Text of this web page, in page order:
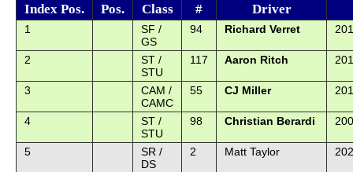
Index Pos. Pos. Class # Driver
1
SF /
GS
94 Richard Verret
2
ST /
STU
117 Aaron Ritch
3
CAM /
CAMC
55 CJ Miller
4
ST /
STU
98 Christian Berardi
5
SR /
DS
2 Matt Taylor